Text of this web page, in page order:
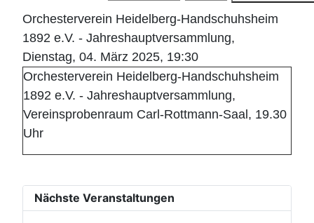
Orchesterverein Heidelberg-Handschuhsheim
1892 e.V. - Jahreshauptversammlung,
Dienstag, 04. März 2025, 19:30
Orchesterverein Heidelberg-Handschuhsheim
1892 e.V. - Jahreshauptversammlung,
Vereinsprobenraum Carl-Rottmann-Saal, 19.30
Uhr
Nächste Veranstaltungen